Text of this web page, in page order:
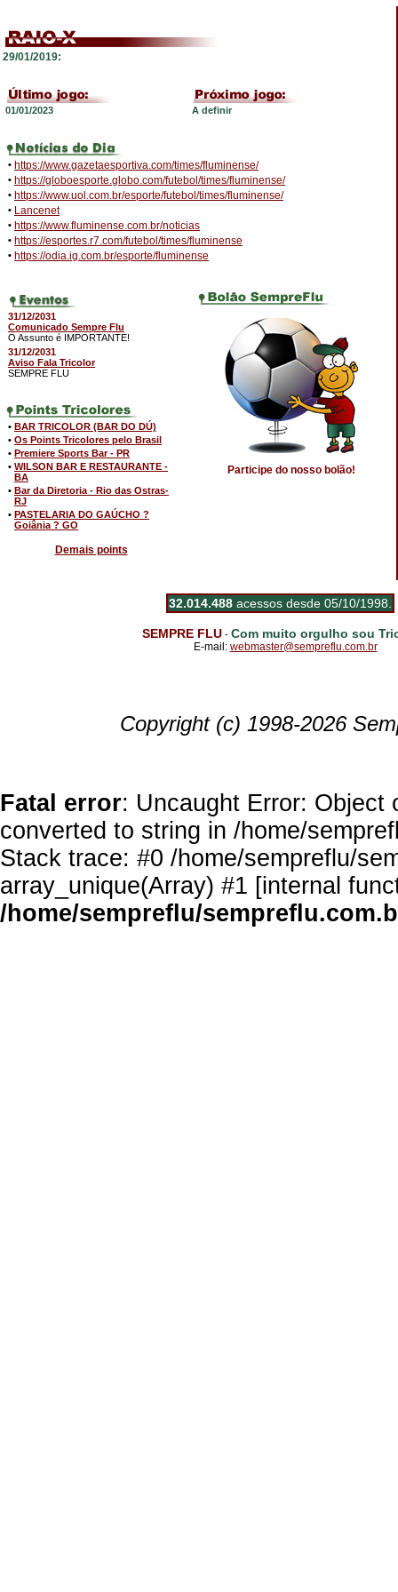
29/01/2019:
01/01/2023 A definir
• https://www.gazetaesportiva.com/times/fluminense/
• https://globoesporte.globo.com/futebol/times/fluminense/
• https://www.uol.com.br/esporte/futebol/times/fluminense/
• Lancenet
• https://www.fluminense.com.br/noticias
• https://esportes.r7.com/futebol/times/fluminense
• https://odia.ig.com.br/esporte/fluminense
31/12/2031
Comunicado Sempre Flu
O Assunto é IMPORTANTE!
31/12/2031
Aviso Fala Tricolor
SEMPRE FLU
• BAR TRICOLOR (BAR DO DÚ)
• Os Points Tricolores pelo Brasil
• Premiere Sports Bar - PR
• WILSON BAR E RESTAURANTE -
BA
• Bar da Diretoria - Rio das Ostras-
RJ
• PASTELARIA DO GAÚCHO ?
Goiânia ? GO
Demais points
Participe do nosso bolão!
32.014.488 acessos desde 05/10/1998.
SEMPRE FLU- Com muito orgulho sou
E-mail: webmaster@sempreflu.com.br
Copyright (c) 1998-2026
Fatal error: Uncaught Error: Object
converted to string in /home/
Stack trace: #0 /home/sempreflu/
array_unique(Array) #1 [internal
/home/sempreflu/